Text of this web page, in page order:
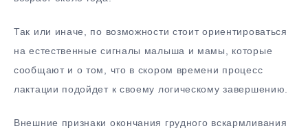
Так или иначе, по возможности стоит ориентироваться
на естественные сигналы малыша и мамы, которые
сообщают и о том, что в скором времени процесс
лактации подойдет к своему логическому завершению.
Внешние признаки окончания грудного вскармливания